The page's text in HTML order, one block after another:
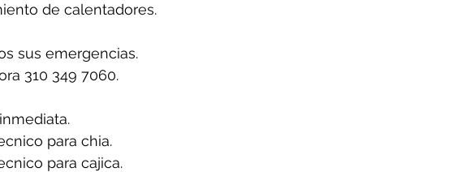
de calentadores.
sus emergencias.
310 349 7060.
para chia.
para cajica.